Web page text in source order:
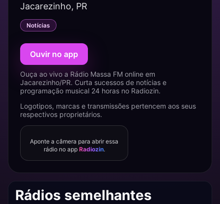
Jacarezinho, PR
Notícias
Ouvir no app
Ouça ao vivo a Rádio Massa FM online em
Jacarezinho/PR. Curta sucessos de notícias e
programação musical 24 horas no Radiozin.
Logotipos, marcas e transmissões pertencem aos seus
respectivos proprietários.
Aponte a câmera para abrir essa
rádio no app Radiozin.
Rádios semelhantes